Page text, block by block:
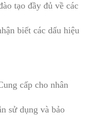
tạo đầy đủ về các
biết các dấu hiệu
cấp cho nhân
sử dụng và bảo